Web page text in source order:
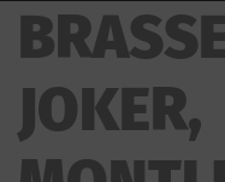
JOKER,